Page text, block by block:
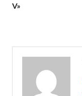
V»